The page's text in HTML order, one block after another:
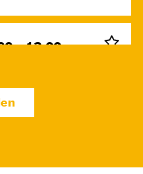
– 12:00